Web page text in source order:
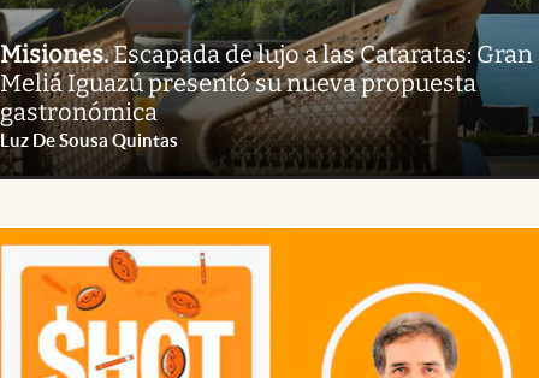
Misiones.Escapada de lujo a las Cataratas: Gran
Meliá Iguazú presentó su nueva propuesta
gastronómica
Luz De Sousa Quintas